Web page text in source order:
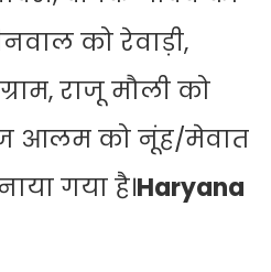
को रेवाड़ी,
राजू मौली को
आलम को नूंह/मेवात
गया है।Haryana